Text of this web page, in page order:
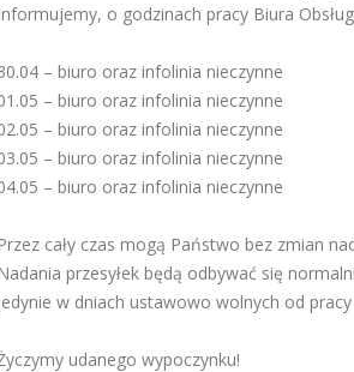
Informujemy, o godzinach pracy Biura
– biuro oraz infolinia nieczynne
– biuro oraz infolinia nieczynne
– biuro oraz infolinia nieczynne
– biuro oraz infolinia nieczynne
– biuro oraz infolinia nieczynne
Przez cały czas mogą Państwo bez zmian
Nadania przesyłek będą odbywać się
jedynie w dniach ustawowo wolnych od pracy
udanego wypoczynku!